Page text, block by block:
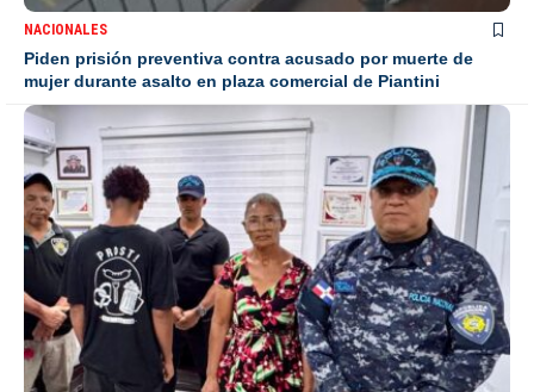
NACIONALES
Piden prisión preventiva contra acusado por muerte de
mujer durante asalto en plaza comercial de Piantini